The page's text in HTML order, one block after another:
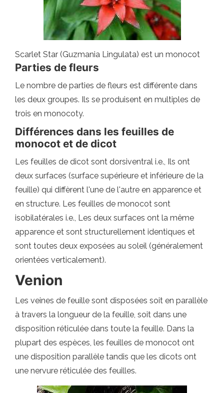
Scarlet Star (Guzmania Lingulata) est un monocot
Parties de fleurs
Le nombre de parties de fleurs est différente dans
les deux groupes. Ils se produisent en multiples de
trois en monocoty.
Différences dans les feuilles de
monocot et de dicot
Les feuilles de dicot sont dorsiventral i.e., Ils ont
deux surfaces (surface supérieure et inférieure de la
feuille) qui diffèrent l'une de l'autre en apparence et
en structure. Les feuilles de monocot sont
isobilatérales i.e., Les deux surfaces ont la même
apparence et sont structurellement identiques et
sont toutes deux exposées au soleil (généralement
orientées verticalement).
Venion
Les veines de feuille sont disposées soit en parallèle
à travers la longueur de la feuille, soit dans une
disposition réticulée dans toute la feuille. Dans la
plupart des espèces, les feuilles de monocot ont
une disposition parallèle tandis que les dicots ont
une nervure réticulée des feuilles.